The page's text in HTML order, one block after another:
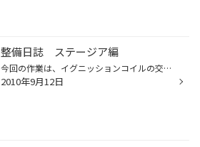
整備日誌 ステージア編
今回の作業は、イグニッションコイルの交換です(^O^)／ 車両 日産 ステージア 交換パーツ スピリットファイヤ ダイレクトイグニッションシステム（写真１枚目） このパーツを交換してあげるとプラグの火花が純正の時より 安定します(^^♪エンジンの回転がアクセル操作について来る 感じが実感して...
2010年9月12日